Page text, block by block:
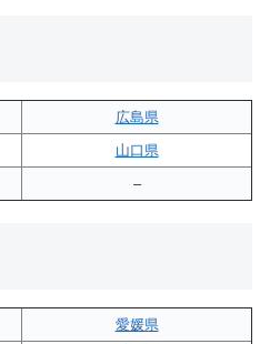
広島県
山口県
–
愛媛県